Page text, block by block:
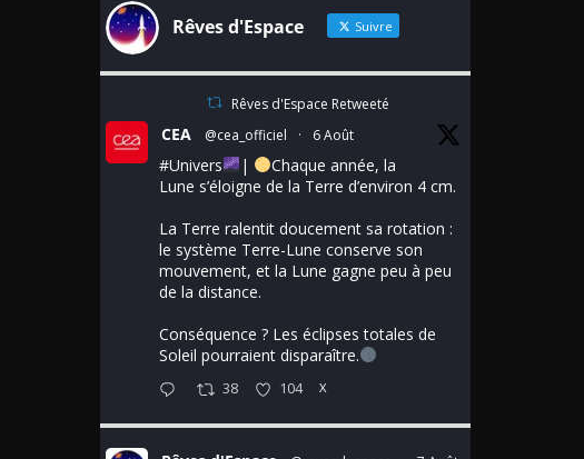
Rêves d'Espace Suivre
Rêves d'Espace Retweeté
CEA @cea_officiel · 6 Août
#Univers |
Chaque année, la
Lune s’éloigne de la Terre d’environ 4 cm.
La Terre ralentit doucement sa rotation :
le système Terre-Lune conserve son
mouvement, et la Lune gagne peu à peu
de la distance.
Conséquence ? Les éclipses totales de
Soleil pourraient disparaître.
38 104 X